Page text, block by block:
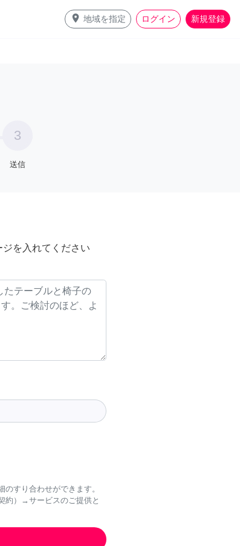
place 地域を指定 ログイン 新規登録
3
送信
を入れてください
すり合わせができます。
約）→サービスのご提供と